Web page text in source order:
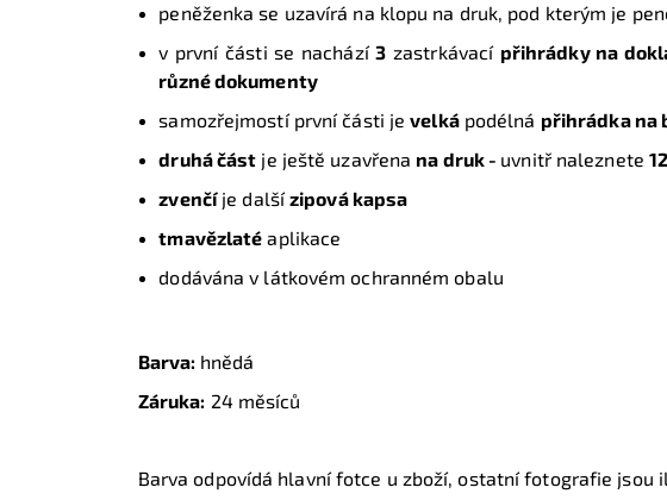
peněženka se uzavírá na klopu na druk, pod kterým je
v první části se nachází3 zastrkávací přihrádky na
různé dokumenty
samozřejmostí první části jevelkápodélná přihrádka na
druhá část je ještě uzavřena na druk - uvnitř naleznete
zvenčíje dalšízipová kapsa
tmavězlaté aplikace
dodávána v látkovém ochranném obalu
Barva: hnědá
Záruka: 24 měsíců
Barva odpovídá hlavní fotce u zboží, ostatní fotografie jsou